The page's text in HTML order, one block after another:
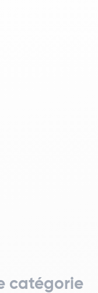
catégorie